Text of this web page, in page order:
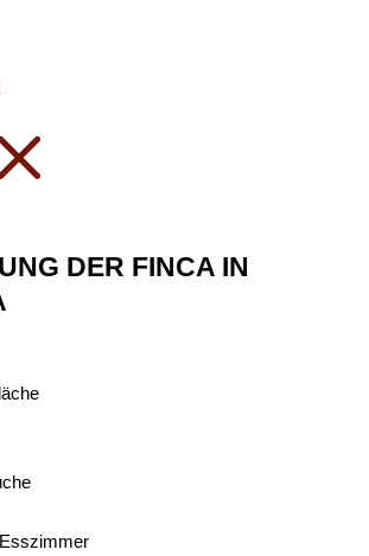
– für klare Gedanken
DER FINCA IN